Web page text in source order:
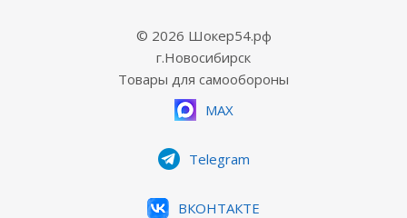
© 2026 Шокер54.рф
г.Новосибирск
Товары для самообороны
MAX
Telegram
ВКОНТАКТЕ